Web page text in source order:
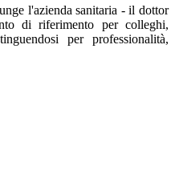
l'azienda sanitaria - il dottor
di riferimento per colleghi,
per professionalità,